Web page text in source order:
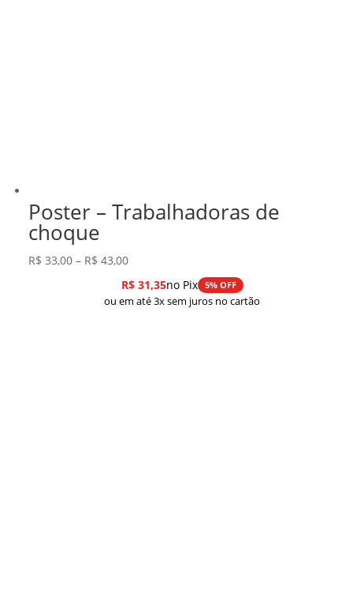
Poster – Trabalhadoras de
choque
R$ 33,00 – R$ 43,00Faixa
de
preço:
R$31,35no Pix 5% OFF
ou em até 3x sem juros no cartão